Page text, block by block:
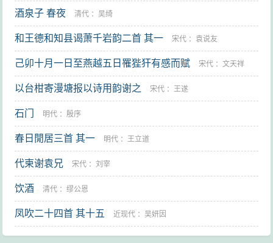
酒泉子 春夜 清代 ：吴绮
和王德和知县谒萧千岩韵二首 其一 宋代 ：袁说友
己卯十月一日至燕越五日罹狴犴有感而赋 宋代 ：文天祥
以台柑寄漫塘报以诗用韵谢之 宋代 ：王遂
石门 明代 ：殷序
春日閒居三首 其一 明代 ：王立道
代柬谢袁兄 宋代 ：刘宰
饮酒 清代 ：缪公恩
凤吹二十四首 其十五 近现代 ：吴妍因